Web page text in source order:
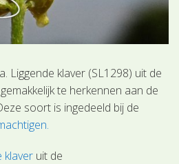
Liggende klaver (SL1298) uit de
te herkennen aan de
soort is ingedeeld bij de
klaver uit de